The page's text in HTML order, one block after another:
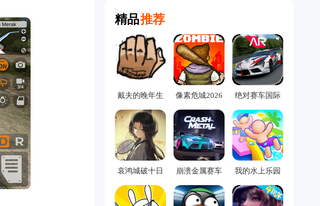
精品推荐
Recommend
戴夫的晚年生
活手机版
像素危城2026
绝对赛车国际
服
哀鸿城破十日
记完整版
崩溃金属赛车
中文版
我的水上乐园
模拟器